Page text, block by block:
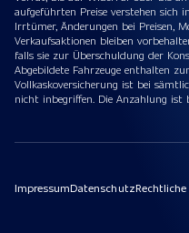
aufgeführten Preise verstehen sich
Irrtümer, Änderungen bei Preisen,
Verkaufsaktionen bleiben
falls sie zur Überschuldung der
Abgebildete Fahrzeuge enthalten
Vollkaskoversicherung ist bei
nicht inbegriffen. Die Anzahlung ist
ImpressumDatenschutz